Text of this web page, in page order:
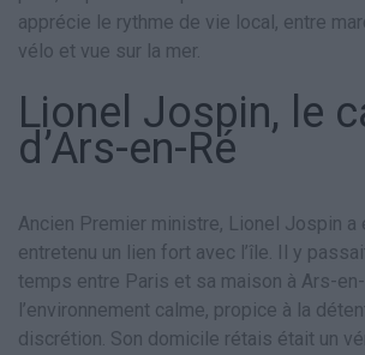
apprécie le rythme de vie local, entre
vélo et vue sur la mer.
Lionel Jospin, le
d’Ars-en-Ré
Ancien Premier ministre, Lionel Jospin a
entretenu un lien fort avec l’île. Il y
temps entre Paris et sa maison à Ars-
l’environnement calme, propice à la
discrétion. Son domicile rétais était un